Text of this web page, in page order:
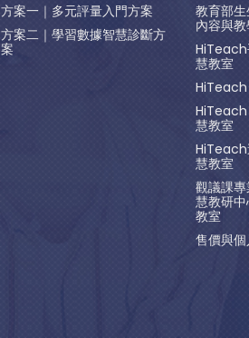
方案一｜多元評量入門方案
方案二｜學習數據智慧診斷方
案
教育部
內容與
HiTeach
慧教室
HiTeach
HiTeach
慧教室
HiTeach
慧教室
觀議課
慧教研
教室
售價與